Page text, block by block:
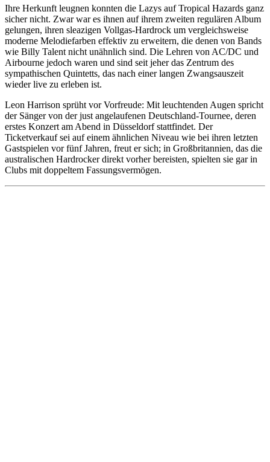
Ihre Herkunft leugnen konnten die Lazys auf Tropical Hazards ganz
sicher nicht. Zwar war es ihnen auf ihrem zweiten regulären Album
gelungen, ihren sleazigen Vollgas-Hardrock um vergleichsweise
moderne Melodiefarben effektiv zu erweitern, die denen von Bands
wie Billy Talent nicht unähnlich sind. Die Lehren von AC/DC und
Airbourne jedoch waren und sind seit jeher das Zentrum des
sympathischen Quintetts, das nach einer langen Zwangsauszeit
wieder live zu erleben ist.
Leon Harrison sprüht vor Vorfreude: Mit leuchtenden Augen spricht
der Sänger von der just angelaufenen Deutschland-Tournee, deren
erstes Konzert am Abend in Düsseldorf stattfindet. Der
Ticketverkauf sei auf einem ähnlichen Niveau wie bei ihren letzten
Gastspielen vor fünf Jahren, freut er sich; in Großbritannien, das die
australischen Hardrocker direkt vorher bereisten, spielten sie gar in
Clubs mit doppeltem Fassungsvermögen.